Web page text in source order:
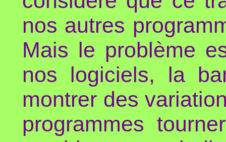
nos autres
Mais le problème
nos logiciels, la
montrer des
programmes